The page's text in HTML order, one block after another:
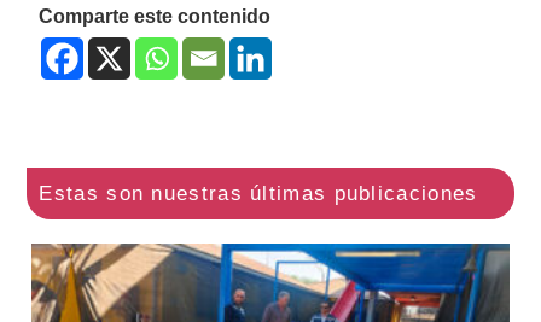
Comparte este contenido